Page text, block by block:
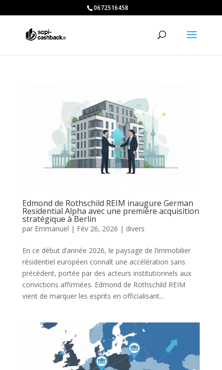
0672516458
Edmond de Rothschild REIM inaugure German
Residential Alpha avec une première acquisition
stratégique à Berlin
par Emmanuel | Fév 26, 2026 | divers
En ce début d’année 2026, le paysage de l’immobilier
résidentiel européen connaît une accélération sans
précédent, portée par des acteurs institutionnels aux
convictions affirmées. Edmond de Rothschild REIM
vient de marquer les esprits en officialisant...